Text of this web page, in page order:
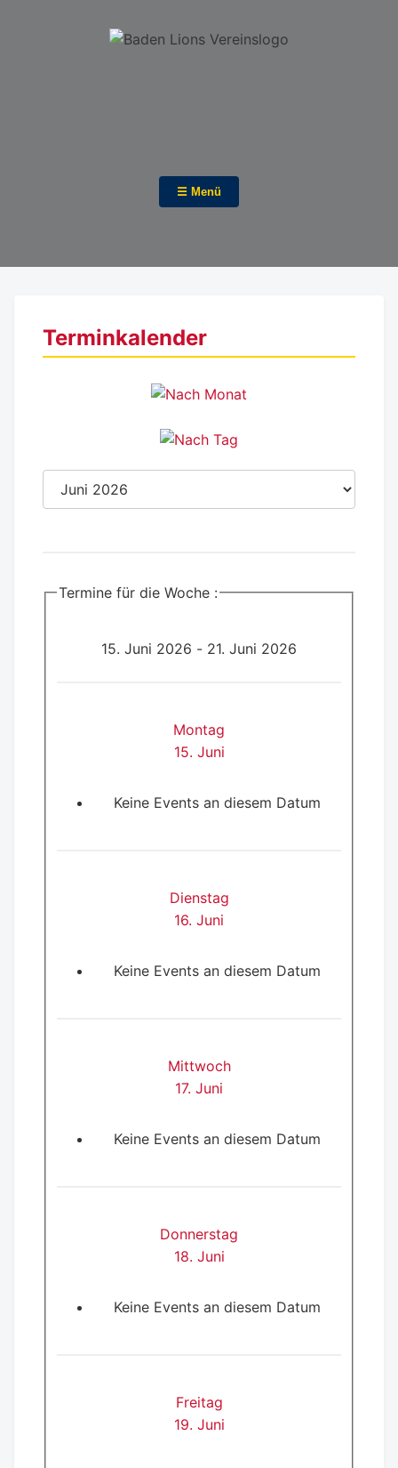
☰ Menü
Terminkalender
Termine für die Woche :
15. Juni 2026 - 21. Juni 2026
Montag
15. Juni
Keine Events an diesem Datum
Dienstag
16. Juni
Keine Events an diesem Datum
Mittwoch
17. Juni
Keine Events an diesem Datum
Donnerstag
18. Juni
Keine Events an diesem Datum
Freitag
19. Juni